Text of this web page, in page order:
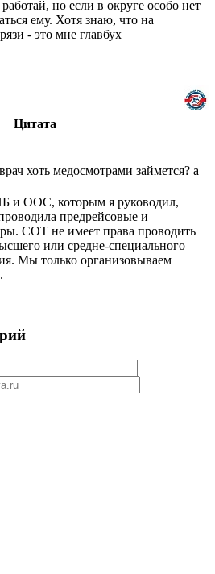
но если в округе особо нет
ему. Хотя знаю, что на
- это мне главбух
Цитата
хоть медосмотрами займется? а
и ООС, которым я руководил,
предрейсовые и
СОТ не имеет права проводить
или средне-специального
Мы только организовываем